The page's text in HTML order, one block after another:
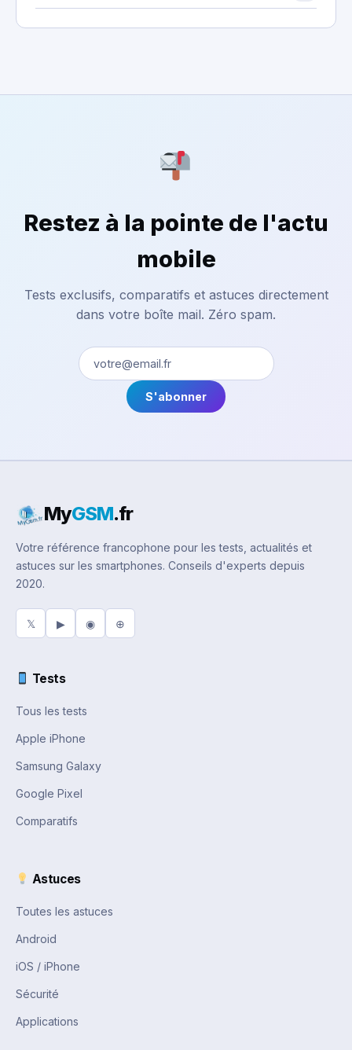
Restez à la pointe de l'actu
mobile
Tests exclusifs, comparatifs et astuces directement
dans votre boîte mail. Zéro spam.
S'abonner
MyGSM.fr
Votre référence francophone pour les tests, actualités et
astuces sur les smartphones. Conseils d'experts depuis
2020.
𝕏 ▶ ◉ ⊕
Tests
Tous les tests
Apple iPhone
Samsung Galaxy
Google Pixel
Comparatifs
Astuces
Toutes les astuces
Android
iOS / iPhone
Sécurité
Applications